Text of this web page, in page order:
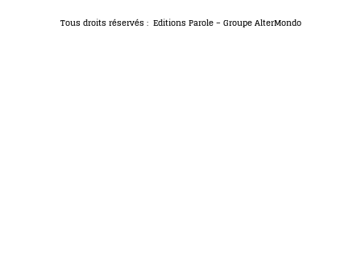
Tous droits réservés : Editions Parole – Groupe AlterMondo